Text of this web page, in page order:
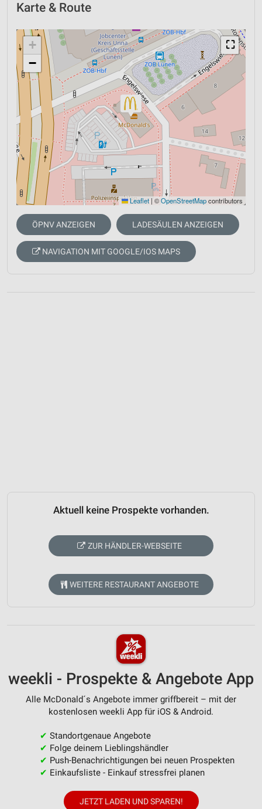
Karte & Route
⛶
+
−
Leaflet | ©OpenStreetMapcontributors
ÖPNV ANZEIGEN LADESÄULEN ANZEIGEN
NAVIGATION MIT GOOGLE/IOS MAPS
Aktuell keine Prospekte vorhanden.
ZUR HÄNDLER-WEBSEITE
WEITERE RESTAURANT ANGEBOTE
weekli - Prospekte & Angebote App
Alle McDonald´s Angebote immer griffbereit – mit der
kostenlosen weekli App für iOS & Android.
✔ Standortgenaue Angebote
✔ Folge deinem Lieblingshändler
✔ Push-Benachrichtigungen bei neuen Prospekten
✔ Einkaufsliste - Einkauf stressfrei planen
JETZT LADEN UND SPAREN!